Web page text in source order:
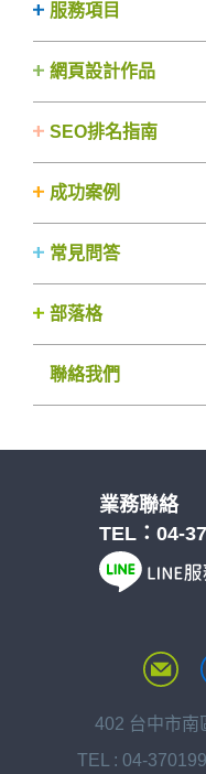
服務項目
網頁設計作品
SEO排名指南
成功案例
常見問答
部落格
聯絡我們
業務聯絡
TEL： 04-
402 台中市南
TEL : 04-